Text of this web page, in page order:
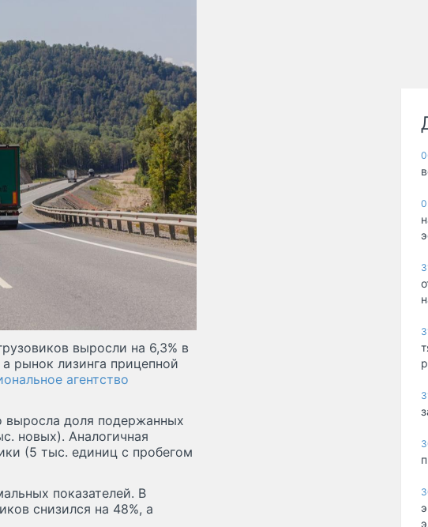
выросли на 6,3% в
рынок лизинга прицепной
агентство
выросла доля подержанных
новых). Аналогичная
(5 тыс. единиц с пробегом
показателей. В
снизился на 48%, а